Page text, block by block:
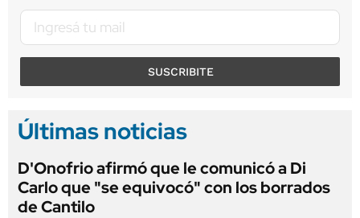
SUSCRIBITE
Últimas noticias
D'Onofrio afirmó que le comunicó a Di
Carlo que "se equivocó" con los borrados
de Cantilo